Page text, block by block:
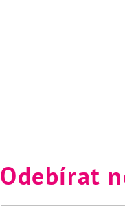
Odebírat